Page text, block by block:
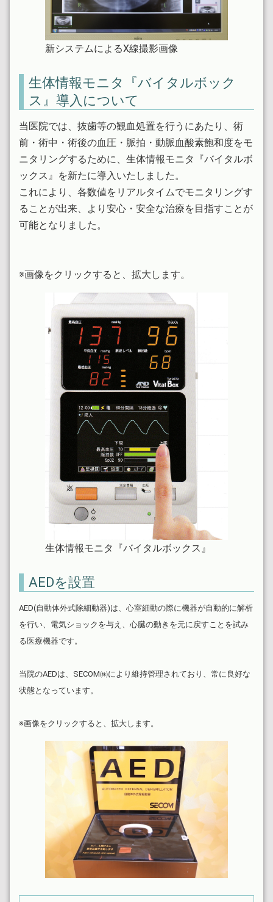
新システムによるX線撮影画像
生体情報モニタ『バイタルボック
ス』導入について
当医院では、抜歯等の観血処置を行うにあたり、術
前・術中・術後の血圧・脈拍・動脈血酸素飽和度をモ
ニタリングするために、生体情報モニタ『バイタルボ
ックス』を新たに導入いたしました。
これにより、各数値をリアルタイムでモニタリングす
ることが出来、より安心・安全な治療を目指すことが
可能となりました。
※画像をクリックすると、拡大します。
生体情報モニタ『バイタルボックス』
AEDを設置
AED(自動体外式除細動器)は、心室細動の際に機器が自動的に解析
を行い、電気ショックを与え、心臓の動きを元に戻すことを試み
る医療機器です。
当院のAEDは、SECOM㈱により維持管理されており、常に良好な
状態となっています。
※画像をクリックすると、拡大します。